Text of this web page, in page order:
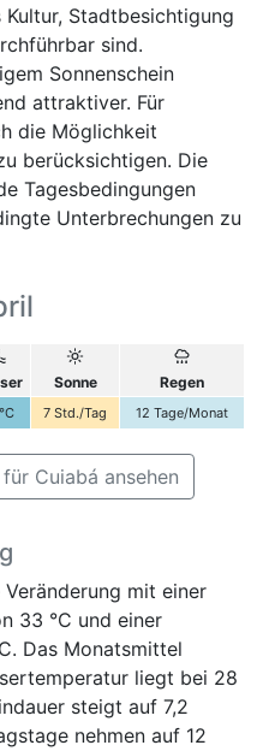
Stadtbesichtigung
sind.
Sonnenschein
attraktiver. Für
die Möglichkeit
berücksichtigen. Die
Tagesbedingungen
Unterbrechungen zu
Sonne Regen
°C 7 Std./Tag 12 Tage/Monat
Cuiabá ansehen
mit einer
33 °C und einer
Das Monatsmittel
liegt bei 28
steigt auf 7,2
nehmen auf 12